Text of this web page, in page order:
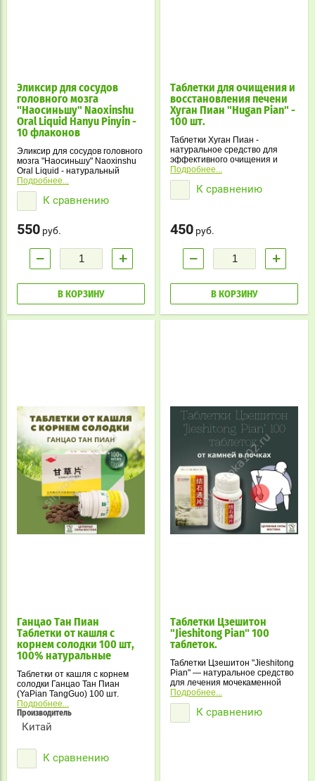
Эликсир для сосудов
головного мозга
"Наосиньшу" Naoxinshu
Oral Liquid Hanyu Pinyin -
10 флаконов
Эликсир для сосудов головного
мозга "Наосиньшу" Naoxinshu
Oral Liquid - натуральный
препарат для улучшения
работы мозга и сосудов.
Снимает головную боль,
головокружение, усталость,
кровообращение. В упаковке 10
Подробнее...
К сравнению
550 руб.
− +
В КОРЗИНУ
Таблетки для очищения и
восстановления печени
Хуган Пиан "Hugan Pian" -
100 шт.
Таблетки Хуган Пиан -
натуральное средство для
эффективного очищения и
восстановления печени.
Помогает при различных
заболеваниях печени,
улучшает пищеварение,
Подходит для лечения
гепатита, цирроза и жирового
гепатоза.
Подробнее...
К сравнению
450 руб.
− +
В КОРЗИНУ
Ганцао Тан Пиан
Таблетки от кашля с
корнем солодки 100 шт,
100% натуральные
Таблетки от кашля с корнем
солодки Ганцао Тан Пиан
(YaPian TangGuo) 100 шт.
Эффективные таблетки от
кашля, бронхита, ангины,
простуды, а также других
заболеваний дыхательных
Подробнее...
Производитель
Китай
К сравнению
Таблетки Цзешитон
"Jieshitong Pian" 100
таблеток.
Таблетки Цзешитон "Jieshitong
Pian" — натуральное средство
для лечения мочекаменной
болезни и инфекций
мочевыводящих путей.
Подробнее...
К сравнению